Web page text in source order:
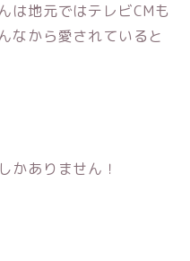
は地元ではテレビCMも
なから愛されていると
かありません！